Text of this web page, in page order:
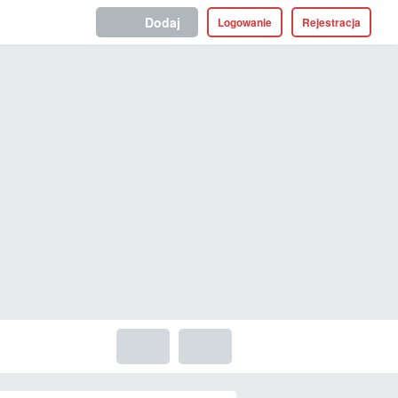
Rejestracja
Logowanie
Dodaj